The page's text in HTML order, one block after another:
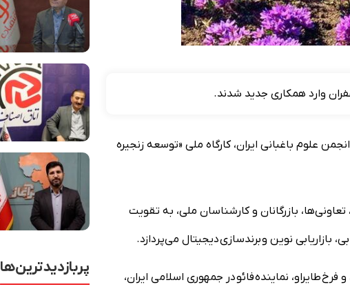
وارد همکاری جدید شدند.
علوم باغبانی ایران، کارگاه ملی «توسعه زنجیره
تعاونی‌ها، بازرگانان و کارشناسان ملی، به تقویت
نوین و برندسازی دیجیتال می‌پردازد.
طایراو، نماینده فائو در جمهوری اسلامی ایران،
پربازدیدترین‌ها